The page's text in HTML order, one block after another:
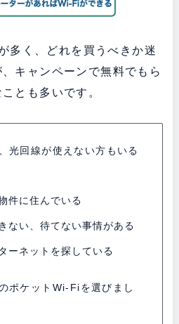
多く、どれを買うべきか迷
キャンペーンで無料でもら
とも多いです。
光回線が使えない方もいる
件に住んでいる
ない、待てない事情がある
ーネットを探している
ポケットWi-Fiを選びまし